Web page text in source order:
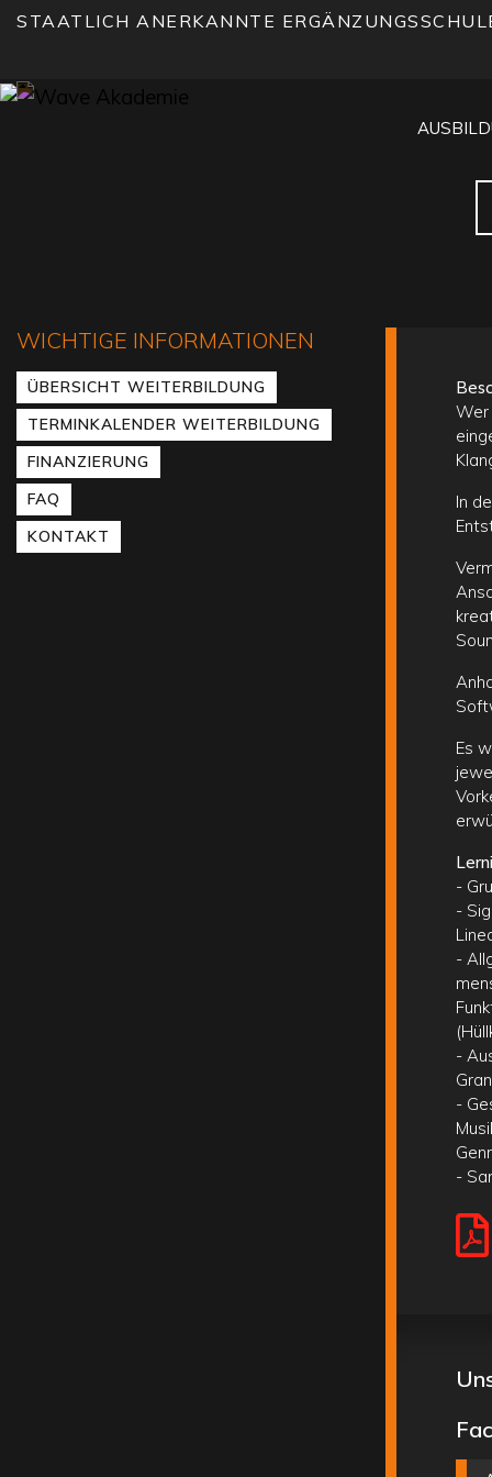
STAATLICH ANERKANNTE
WICHTIGE INFORMATIONEN
ÜBERSICHT WEITERBILDUNG
TERMINKALENDER WEITERBILDUNG
FINANZIERUNG
FAQ
KONTAKT
Wer
In
Es
-
-
-
-
-
-